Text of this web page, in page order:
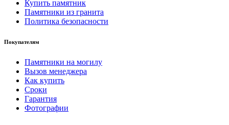
Купить памятник
Памятники из гранита
Политика безопасности
Покупателям
Памятники на могилу
Вызов менеджера
Как купить
Сроки
Гарантия
Фотографии